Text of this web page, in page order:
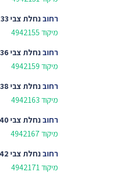
רחובנחלת צבי 33א
מיקוד 4942155
רחובנחלת צבי 36
מיקוד 4942159
רחובנחלת צבי 38
מיקוד 4942163
רחובנחלת צבי 40
מיקוד 4942167
רחובנחלת צבי 42
מיקוד 4942171